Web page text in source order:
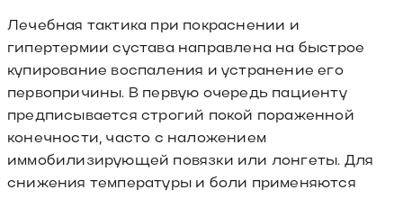
Лечебная тактика при покраснении и
гипертермии сустава направлена на быстрое
купирование воспаления и устранение его
первопричины. В первую очередь пациенту
предписывается строгий покой пораженной
конечности, часто с наложением
иммобилизирующей повязки или лонгеты. Для
снижения температуры и боли применяются